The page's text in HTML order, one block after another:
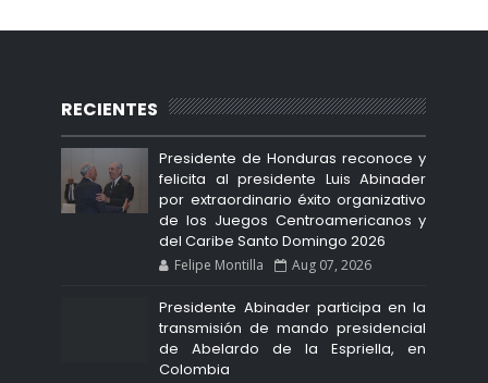
RECIENTES
Presidente de Honduras reconoce y
felicita al presidente Luis Abinader
por extraordinario éxito organizativo
de los Juegos Centroamericanos y
del Caribe Santo Domingo 2026
Felipe Montilla Aug 07, 2026
Presidente Abinader participa en la
transmisión de mando presidencial
de Abelardo de la Espriella, en
Colombia